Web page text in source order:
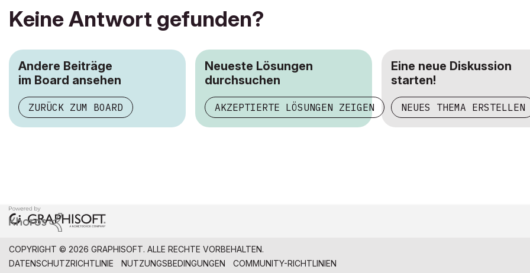
Keine Antwort gefunden?
Andere Beiträge
im Board ansehen
ZURÜCK ZUM BOARD
Neueste Lösungen
durchsuchen
AKZEPTIERTE LÖSUNGEN ZEIGEN
Eine neue Diskussion
starten!
NEUES THEMA ERSTELLEN
COPYRIGHT © 2026 GRAPHISOFT. ALLE RECHTE VORBEHALTEN.
DATENSCHUTZRICHTLINIE
NUTZUNGSBEDINGUNGEN COMMUNITY-RICHTLINIEN